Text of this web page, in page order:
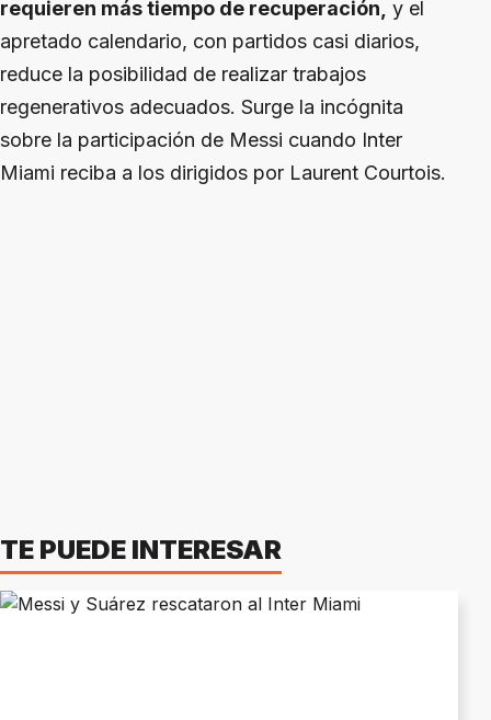
requieren más tiempo de recuperación, y el
apretado calendario, con partidos casi diarios,
reduce la posibilidad de realizar trabajos
regenerativos adecuados. Surge la incógnita
sobre la participación de Messi cuando Inter
Miami reciba a los dirigidos por Laurent Courtois.
TE PUEDE INTERESAR